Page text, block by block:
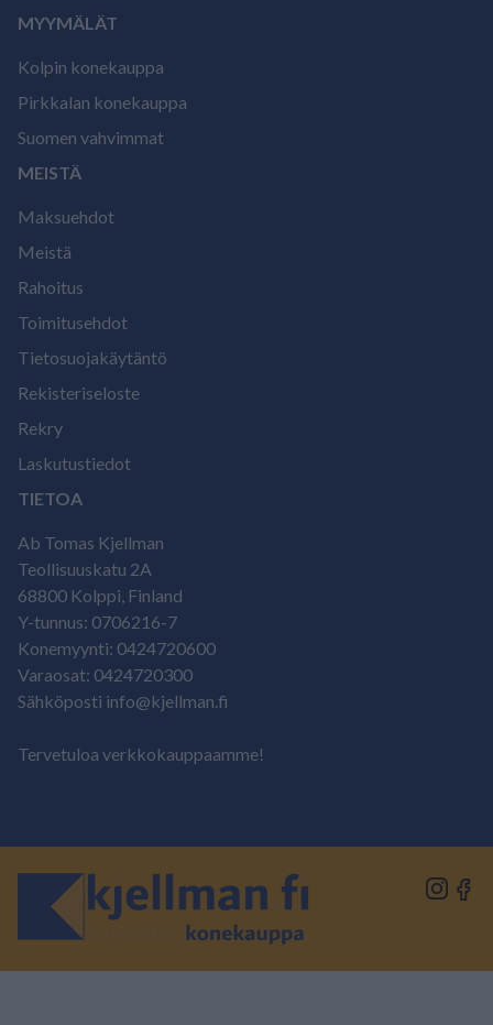
MYYMÄLÄT
Kolpin konekauppa
Pirkkalan konekauppa
Suomen vahvimmat
MEISTÄ
Maksuehdot
Meistä
Rahoitus
Toimitusehdot
Tietosuojakäytäntö
Rekisteriseloste
Rekry
Laskutustiedot
TIETOA
Ab Tomas Kjellman
Teollisuuskatu 2A
68800 Kolppi, Finland
Y-tunnus: 0706216-7
Konemyynti: 0424720600
Varaosat: 0424720300
Sähköposti info@kjellman.fi
Tervetuloa verkkokauppaamme!